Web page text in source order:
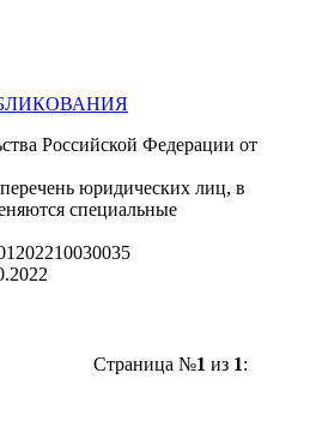
Российской Федерации от
юридических лиц, в
специальные
Страница №1 из 1: